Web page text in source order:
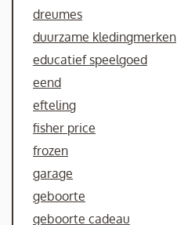
dreumes
duurzame kledingmerken
educatief speelgoed
eend
efteling
fisher price
frozen
garage
geboorte
geboorte cadeau